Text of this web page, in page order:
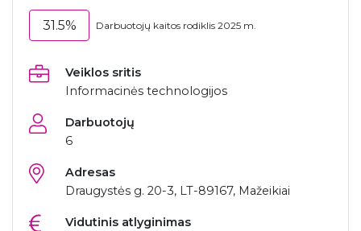
31.5% Darbuotojų kaitos rodiklis 2025 m.
Veiklos sritis
Informacinės technologijos
Darbuotojų
6
Adresas
Draugystės g. 20-3, LT-89167, Mažeikiai
Vidutinis atlyginimas